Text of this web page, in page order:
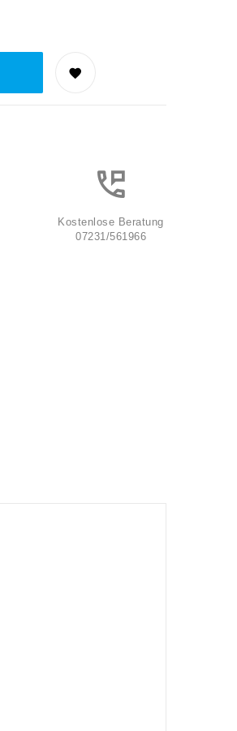
Kostenlose Beratung
07231/561966